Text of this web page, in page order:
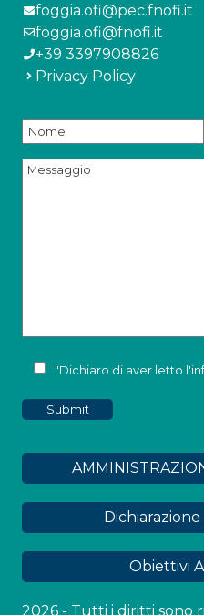
foggia.ofi@pec.fnofi.it
foggia.ofi@fnofi.it
+39 3397908826
Privacy Policy
"Dichiaro di aver letto l'
Dichiarazione
Obiettivi
2026 - Tutti i diritti sono